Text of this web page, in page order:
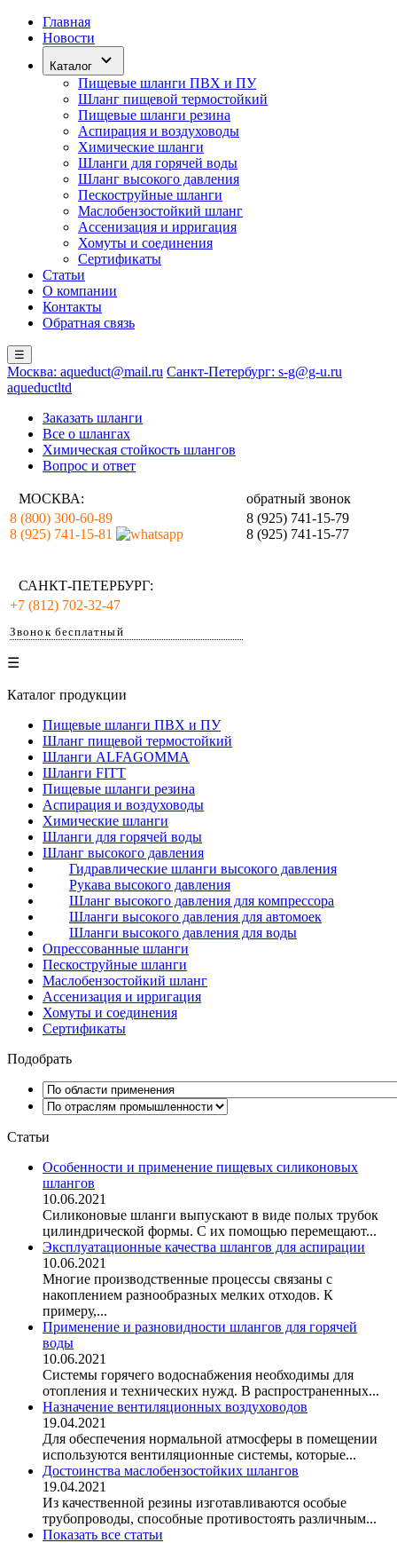
Главная
Новости
Каталог
Пищевые шланги ПВХ и ПУ
Шланг пищевой термостойкий
Пищевые шланги резина
Аспирация и воздуховоды
Химические шланги
Шланги для горячей воды
Шланг высокого давления
Пескоструйные шланги
Маслобензостойкий шланг
Ассенизация и ирригация
Хомуты и соединения
Сертификаты
Статьи
О компании
Контакты
Обратная связь
☰
Москва: aqueduct@mail.ru Санкт-Петербург: s-g@g-u.ru
aqueductltd
Заказать шланги
Все о шлангах
Химическая стойкость шлангов
Вопрос и ответ
МОСКВА:
обратный звонок
8 (800) 300-60-89
8 (925) 741-15-81
8 (925) 741-15-79
8 (925) 741-15-77
САНКТ-ПЕТЕРБУРГ:
+7 (812) 702-32-47
Звонок бесплатный
☰
Каталог продукции
Пищевые шланги ПВХ и ПУ
Шланг пищевой термостойкий
Шланги ALFAGOMMA
Шланги FITT
Пищевые шланги резина
Аспирация и воздуховоды
Химические шланги
Шланги для горячей воды
Шланг высокого давления
Гидравлические шланги высокого давления
Рукава высокого давления
Шланг высокого давления для компрессора
Шланги высокого давления для автомоек
Шланги высокого давления для воды
Опрессованные шланги
Пескоструйные шланги
Маслобензостойкий шланг
Ассенизация и ирригация
Хомуты и соединения
Сертификаты
Подобрать
Статьи
Особенности и применение пищевых силиконовых
шлангов
10.06.2021
Силиконовые шланги выпускают в виде полых трубок
цилиндрической формы. С их помощью перемещают...
Эксплуатационные качества шлангов для аспирации
10.06.2021
Многие производственные процессы связаны с
накоплением разнообразных мелких отходов. К
примеру,...
Применение и разновидности шлангов для горячей
воды
10.06.2021
Системы горячего водоснабжения необходимы для
отопления и технических нужд. В распространенных...
Назначение вентиляционных воздуховодов
19.04.2021
Для обеспечения нормальной атмосферы в помещении
используются вентиляционные системы, которые...
Достоинства маслобензостойких шлангов
19.04.2021
Из качественной резины изготавливаются особые
трубопроводы, способные противостоять различным...
Показать все статьи